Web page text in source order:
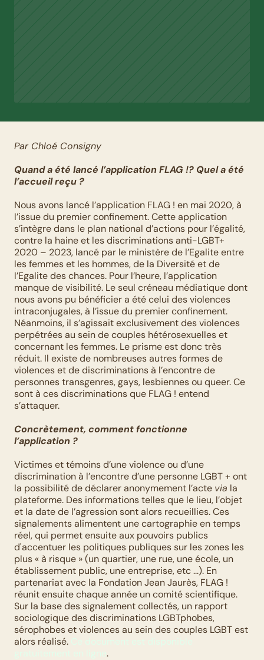
Par Chloé Consigny
Quand a été lancé l’application FLAG !? Quel a été
l’accueil reçu ?
Nous avons lancé l’application FLAG ! en mai 2020, à
l’issue du premier confinement. Cette application
s’intègre dans le plan national d’actions pour l’égalité,
contre la haine et les discriminations anti-LGBT+
2020 – 2023, lancé par le ministère de l’Egalite entre
les femmes et les hommes, de la Diversité et de
l’Egalite des chances. Pour l’heure, l’application
manque de visibilité. Le seul créneau médiatique dont
nous avons pu bénéficier a été celui des violences
intraconjugales, à l’issue du premier confinement.
Néanmoins, il s’agissait exclusivement des violences
perpétrées au sein de couples hétérosexuelles et
concernant les femmes. Le prisme est donc très
réduit. Il existe de nombreuses autres formes de
violences et de discriminations à l’encontre de
personnes transgenres, gays, lesbiennes ou queer. Ce
sont à ces discriminations que FLAG ! entend
s’attaquer.
Concrètement, comment fonctionne
l’application ?
Victimes et témoins d’une violence ou d’une
discrimination à l’encontre d’une personne LGBT + ont
la possibilité de déclarer anonymement l’acte via la
plateforme. Des informations telles que le lieu, l’objet
et la date de l’agression sont alors recueillies. Ces
signalements alimentent une cartographie en temps
réel, qui permet ensuite aux pouvoirs publics
d'accentuer les politiques publiques sur les zones les
plus « à risque » (un quartier, une rue, une école, un
établissement public, une entreprise, etc ...). En
partenariat avec la Fondation Jean Jaurès, FLAG !
réunit ensuite chaque année un comité scientifique.
Sur la base des signalement collectés, un rapport
sociologique des discriminations LGBTphobes,
sérophobes et violences au sein des couples LGBT est
alors réalisé.
.